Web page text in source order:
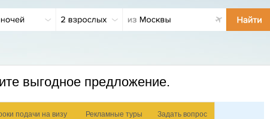
выгодное предложение.
подачи на визу Рекламные туры Задать вопрос